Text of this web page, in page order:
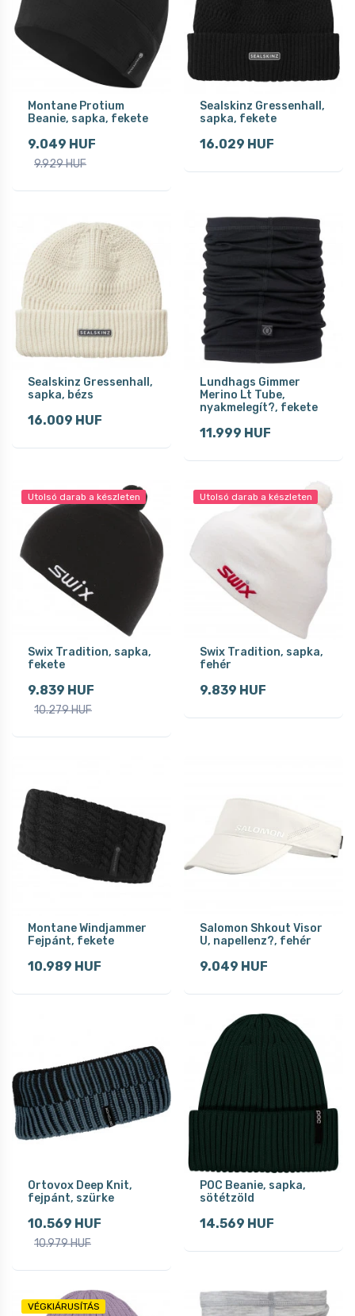
Montane Protium
Beanie, sapka, fekete
9.049 HUF
9.929 HUF
Sealskinz Gressenhall,
sapka, fekete
16.029 HUF
Sealskinz Gressenhall,
sapka, bézs
16.009 HUF
Lundhags Gimmer
Merino Lt Tube,
nyakmelegít?, fekete
11.999 HUF
Utolsó darab a készleten
Swix Tradition, sapka,
fekete
9.839 HUF
10.279 HUF
Utolsó darab a készleten
Swix Tradition, sapka,
fehér
9.839 HUF
Montane Windjammer
Fejpánt, fekete
10.989 HUF
Salomon Shkout Visor
U, napellenz?, fehér
9.049 HUF
Ortovox Deep Knit,
fejpánt, szürke
10.569 HUF
10.979 HUF
POC Beanie, sapka,
sötétzöld
14.569 HUF
VÉGKIÁRUSÍTÁS